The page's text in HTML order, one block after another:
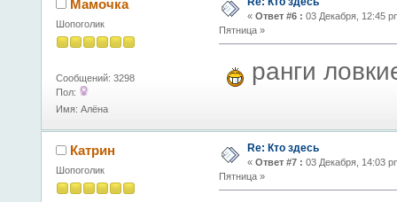
Мамочка
Шопоголик
Сообщений: 3298
Пол:
Имя: Алёна
« Ответ #6 : 03 Декабря, 12:45
Пятница »
ранги
Катрин
Шопоголик
Re: Кто здесь
« Ответ #7 : 03 Декабря, 14:03
Пятница »